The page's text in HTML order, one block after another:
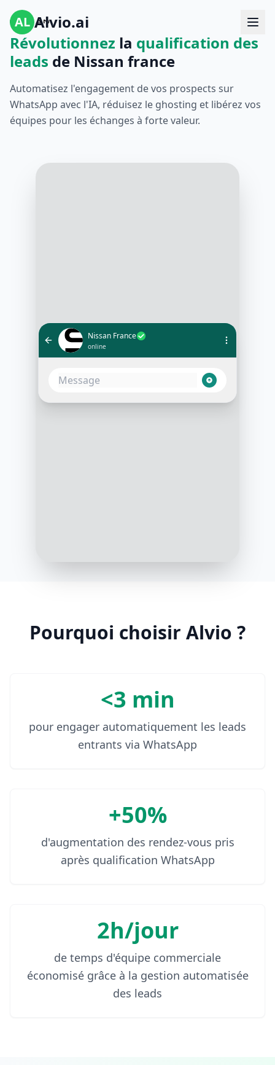
AL Alvio.ai
Révolutionnez la qualification des
leads de Nissan france
Automatisez l'engagement de vos prospects sur
WhatsApp avec l'IA, réduisez le ghosting et libérez vos
équipes pour les échanges à forte valeur.
Nissan France
online
Bonjour 👋 et merci de votre
intérêt pour Nissan ! Pour mieux
vous servir, pourriez-vous nous
Pas encore, j'aimerais bien essayer
le véhicule avant
Pourquoi choisir Alvio ?
<3 min
pour engager automatiquement les leads
entrants via WhatsApp
+50%
d'augmentation des rendez-vous pris
après qualification WhatsApp
2h/jour
de temps d'équipe commerciale
économisé grâce à la gestion automatisée
des leads